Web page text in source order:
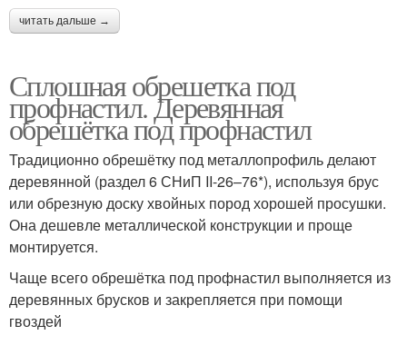
читать дальше →
Сплошная обрешетка под
профнастил. Деревянная
обрешётка под профнастил
Традиционно обрешётку под металлопрофиль делают
деревянной (раздел 6 СНиП II-26–76*), используя брус
или обрезную доску хвойных пород хорошей просушки.
Она дешевле металлической конструкции и проще
монтируется.
Чаще всего обрешётка под профнастил выполняется из
деревянных брусков и закрепляется при помощи
гвоздей